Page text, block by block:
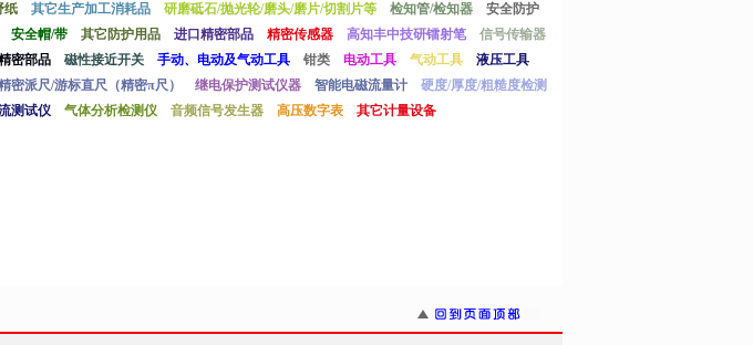
纸 其它生产加工消耗品 研磨砥石/抛光轮/磨头/磨片/切割片等 检知管/检知器
安全防护
安全帽/带 其它防护用品 进口精密部品 精密传感器 高知丰中技研镭射笔
信号传输器
密部品 磁性接近开关 手动、电动及气动工具 钳类 电动工具 气动工具
液压工具
密派尺/游标直尺（精密π尺） 继电保护测试仪器 智能电磁流量计
硬度/厚度/粗糙度检测
测试仪 气体分析检测仪 音频信号发生器 高压数字表 其它计量设备